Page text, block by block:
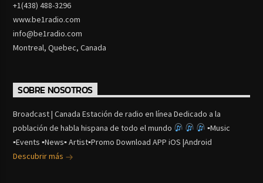
+1(438) 488-3296
www.be1radio.com
info@be1radio.com
Montreal, Quebec, Canada
SOBRE NOSOTROS
Broadcast | Canada Estación de radio en línea Dedicado a la
población de habla hispana de todo el mundo
▪Music
▪Events ▪News▪ Artist▪Promo Download APP iOS |Android
Descubrir más